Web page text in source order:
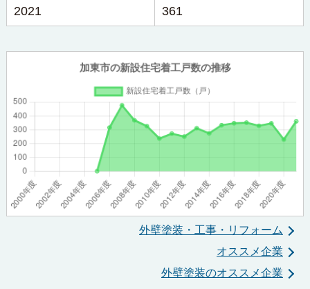
2021 361
外壁塗装・工事・リフォーム
オススメ企業
外壁塗装のオススメ企業